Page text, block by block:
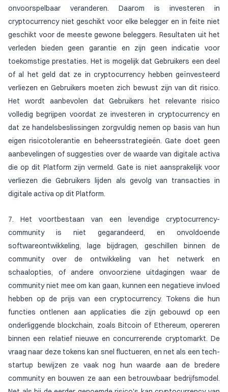
onvoorspelbaar veranderen. Daarom is investeren in
cryptocurrency niet geschikt voor elke belegger en in feite niet
geschikt voor de meeste gewone beleggers. Resultaten uit het
verleden bieden geen garantie en zijn geen indicatie voor
toekomstige prestaties. Het is mogelijk dat Gebruikers een deel
of al het geld dat ze in cryptocurrency hebben geïnvesteerd
verliezen en Gebruikers moeten zich bewust zijn van dit risico.
Het wordt aanbevolen dat Gebruikers het relevante risico
volledig begrijpen voordat ze investeren in cryptocurrency en
dat ze handelsbeslissingen zorgvuldig nemen op basis van hun
eigen risicotolerantie en beheersstrategieën. Gate doet geen
aanbevelingen of suggesties over de waarde van digitale activa
die op dit Platform zijn vermeld. Gate is niet aansprakelijk voor
verliezen die Gebruikers lijden als gevolg van transacties in
digitale activa op dit Platform.
7. Het voortbestaan van een levendige cryptocurrency-
community is niet gegarandeerd, en onvoldoende
softwareontwikkeling, lage bijdragen, geschillen binnen de
community over de ontwikkeling van het netwerk en
schaalopties, of andere onvoorziene uitdagingen waar de
community niet mee om kan gaan, kunnen een negatieve invloed
hebben op de prijs van een cryptocurrency. Tokens die hun
functies ontlenen aan applicaties die zijn gebouwd op een
onderliggende blockchain, zoals Bitcoin of Ethereum, opereren
binnen een relatief nieuwe en concurrerende cryptomarkt. De
vraag naar deze tokens kan snel fluctueren, en net als een tech-
startup bewijzen ze vaak nog hun waarde aan de bredere
community en bouwen ze aan een betrouwbaar bedrijfsmodel.